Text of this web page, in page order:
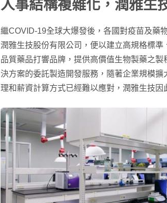
人事結構複雜化，潤雅生
繼COVID-19全球大爆發後，各國對疫苗及藥
潤雅生技股份有限公司，便以建立高規格標
品質藥品打響品牌，提供高價值生物製藥之
決方案的委託製造開發服務，隨著企業規模
理和薪資計算方式已經難以應對，潤雅生技